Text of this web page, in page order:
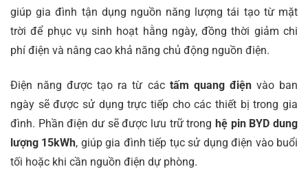
giúp gia đình tận dụng nguồn năng lượng tái tạo từ mặt
trời để phục vụ sinh hoạt hằng ngày, đồng thời giảm chi
phí điện và nâng cao khả năng chủ động nguồn điện.
Điện năng được tạo ra từ các tấm quang điệnvào ban
ngày sẽ được sử dụng trực tiếp cho các thiết bị trong gia
đình. Phần điện dư sẽ được lưu trữ trong hệ pin BYD dung
lượng 15kWh, giúp gia đình tiếp tục sử dụng điện vào buổi
tối hoặc khi cần nguồn điện dự phòng.